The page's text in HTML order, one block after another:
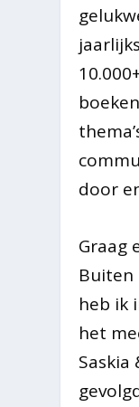
door
Graag
heb ik
het
Saskia